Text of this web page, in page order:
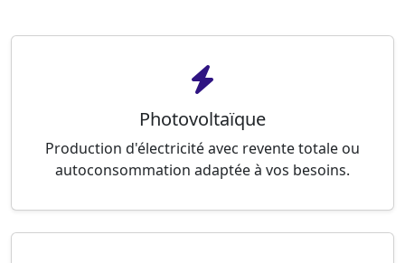
Photovoltaïque
Production d'électricité avec revente totale ou
autoconsommation adaptée à vos besoins.